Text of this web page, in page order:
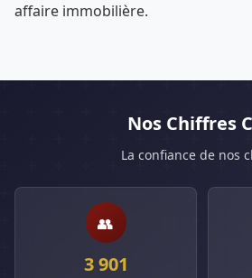
affaire immobilière.
Nos Chiffres
La confiance de nos
👥
3 901